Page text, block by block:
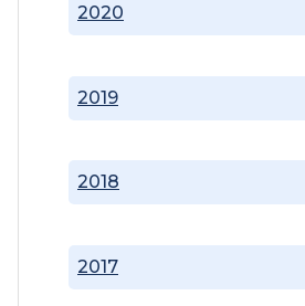
2017
2018
2019
2020